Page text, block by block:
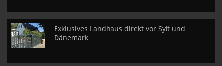
Exklusives Landhaus direkt vor Sylt und
Dänemark